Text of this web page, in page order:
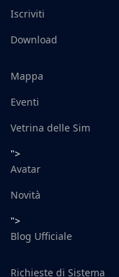
Iscriviti
Download
Mappa
Eventi
Vetrina delle Sim
">
Avatar
Novità
">
Blog Ufficiale
Richieste di Sistema